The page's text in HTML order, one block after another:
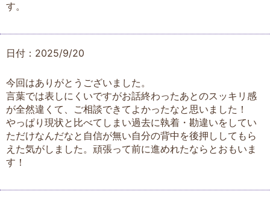
す。
日付：2025/9/20
今回はありがとうございました。
言葉では表しにくいですがお話終わったあとのスッキリ感
が全然違くて、ご相談できてよかったなと思いました！
やっぱり現状と比べてしまい過去に執着・勘違いをしてい
ただけなんだなと自信が無い自分の背中を後押ししてもら
えた気がしました。頑張って前に進めれたならとおもいま
す！